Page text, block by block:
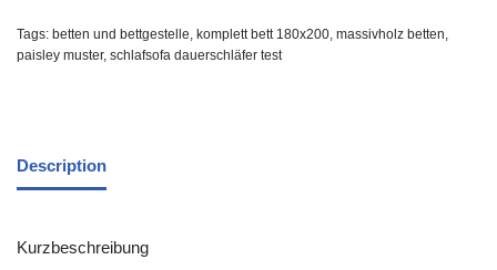
Tags: betten und bettgestelle, komplett bett 180x200, massivholz betten,
paisley muster, schlafsofa dauerschläfer test
Description
Kurzbeschreibung